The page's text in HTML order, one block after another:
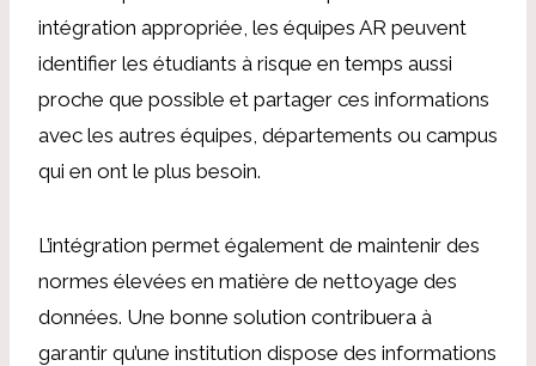
intégration appropriée, les équipes AR peuvent
identifier les étudiants à risque en temps aussi
proche que possible et partager ces informations
avec les autres équipes, départements ou campus
qui en ont le plus besoin.
L’intégration permet également de maintenir des
normes élevées en matière de nettoyage des
données. Une bonne solution contribuera à
garantir qu’une institution dispose des informations